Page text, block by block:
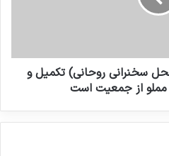
سخنرانی روحانی) تکمیل و
مملو از جمعیت است